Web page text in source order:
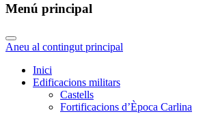
Menú principal
Aneu al contingut principal
Inici
Edificacions militars
Castells
Fortificacions d’Època Carlina